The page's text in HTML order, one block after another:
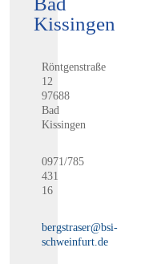
Kissingen
Röntgenstraße
12
97688
Bad
Kissingen
0971/785
431
16
bergstraser@bsi-
schweinfurt.de